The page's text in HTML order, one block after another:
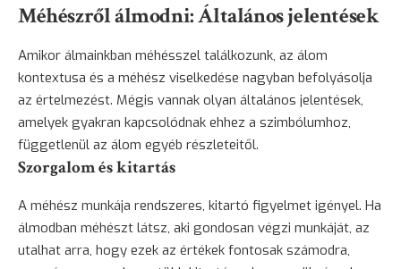
Méhészről álmodni: Általános jelentések
Amikor álmainkban méhésszel találkozunk, az álom
kontextusa és a méhész viselkedése nagyban befolyásolja
az értelmezést. Mégis vannak olyan általános jelentések,
amelyek gyakran kapcsolódnak ehhez a szimbólumhoz,
függetlenül az álom egyéb részleteitől.
Szorgalom és kitartás
A méhész munkája rendszeres, kitartó figyelmet igényel. Ha
álmodban méhészt látsz, aki gondosan végzi munkáját, az
utalhat arra, hogy ezek az értékek fontosak számodra,